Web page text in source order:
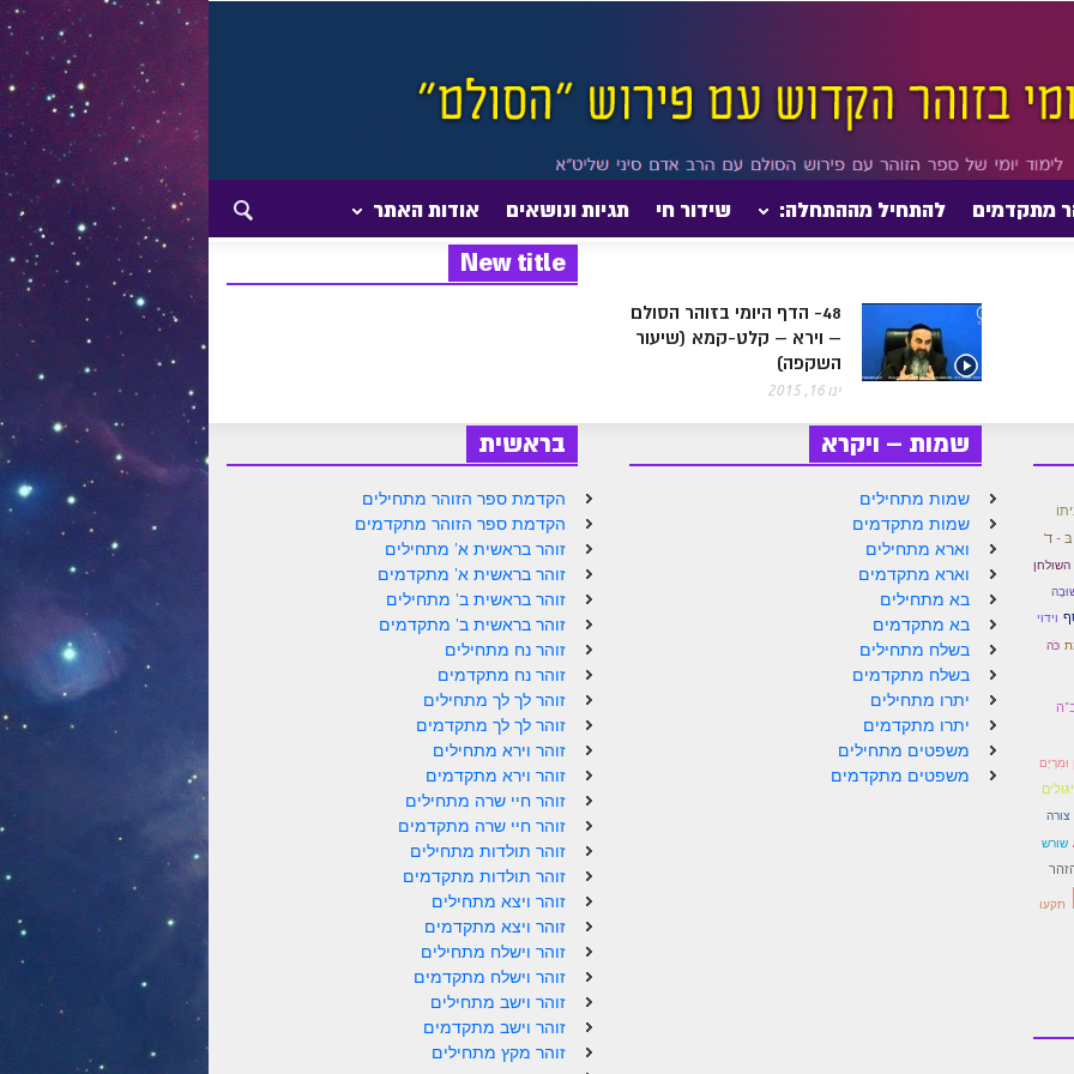
מתקדמים להתחיל מההתחלה: שידור חי תגיות ונושאים אודות האתר
New title
48- הדף היומי בזוהר הסולם
– וירא – קלט-קמא (שיעור
השקפה)
ינו 16, 2015
בראשית
הקדמת ספר הזוהר מתחילים
הקדמת ספר הזוהר מתקדמים
זוהר בראשית א' מתחילים
זוהר בראשית א' מתקדמים
זוהר בראשית ב' מתחילים
זוהר בראשית ב' מתקדמים
זוהר נח מתחילים
זוהר נח מתקדמים
זוהר לך לך מתחילים
זוהר לך לך מתקדמים
זוהר וירא מתחילים
זוהר וירא מתקדמים
זוהר חיי שרה מתחילים
זוהר חיי שרה מתקדמים
זוהר תולדות מתחילים
זוהר תולדות מתקדמים
זוהר ויצא מתחילים
זוהר ויצא מתקדמים
זוהר וישלח מתחילים
זוהר וישלח מתקדמים
זוהר וישב מתחילים
זוהר וישב מתקדמים
זוהר מקץ מתחילים
שמות – ויקרא
שמות מתחילים
שמות מתקדמים
וארא מתחילים
וארא מתקדמים
בא מתחילים
בא מתקדמים
בשלח מתחילים
בשלח מתקדמים
יתרו מתחילים
יתרו מתקדמים
משפטים מתחילים
משפטים מתקדמים
בּ - ד'
השולחן
וידוי
כֹּה
צורה
שורש
תקעו